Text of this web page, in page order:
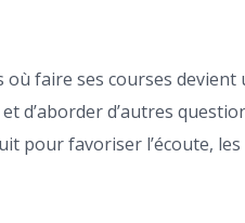
où faire ses courses
d’autres
favoriser l’écoute,